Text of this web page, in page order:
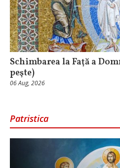
Schimbarea la Faţă a
peşte)
06 Aug, 2026
Patristica